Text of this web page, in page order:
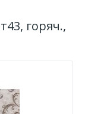
горяч.,